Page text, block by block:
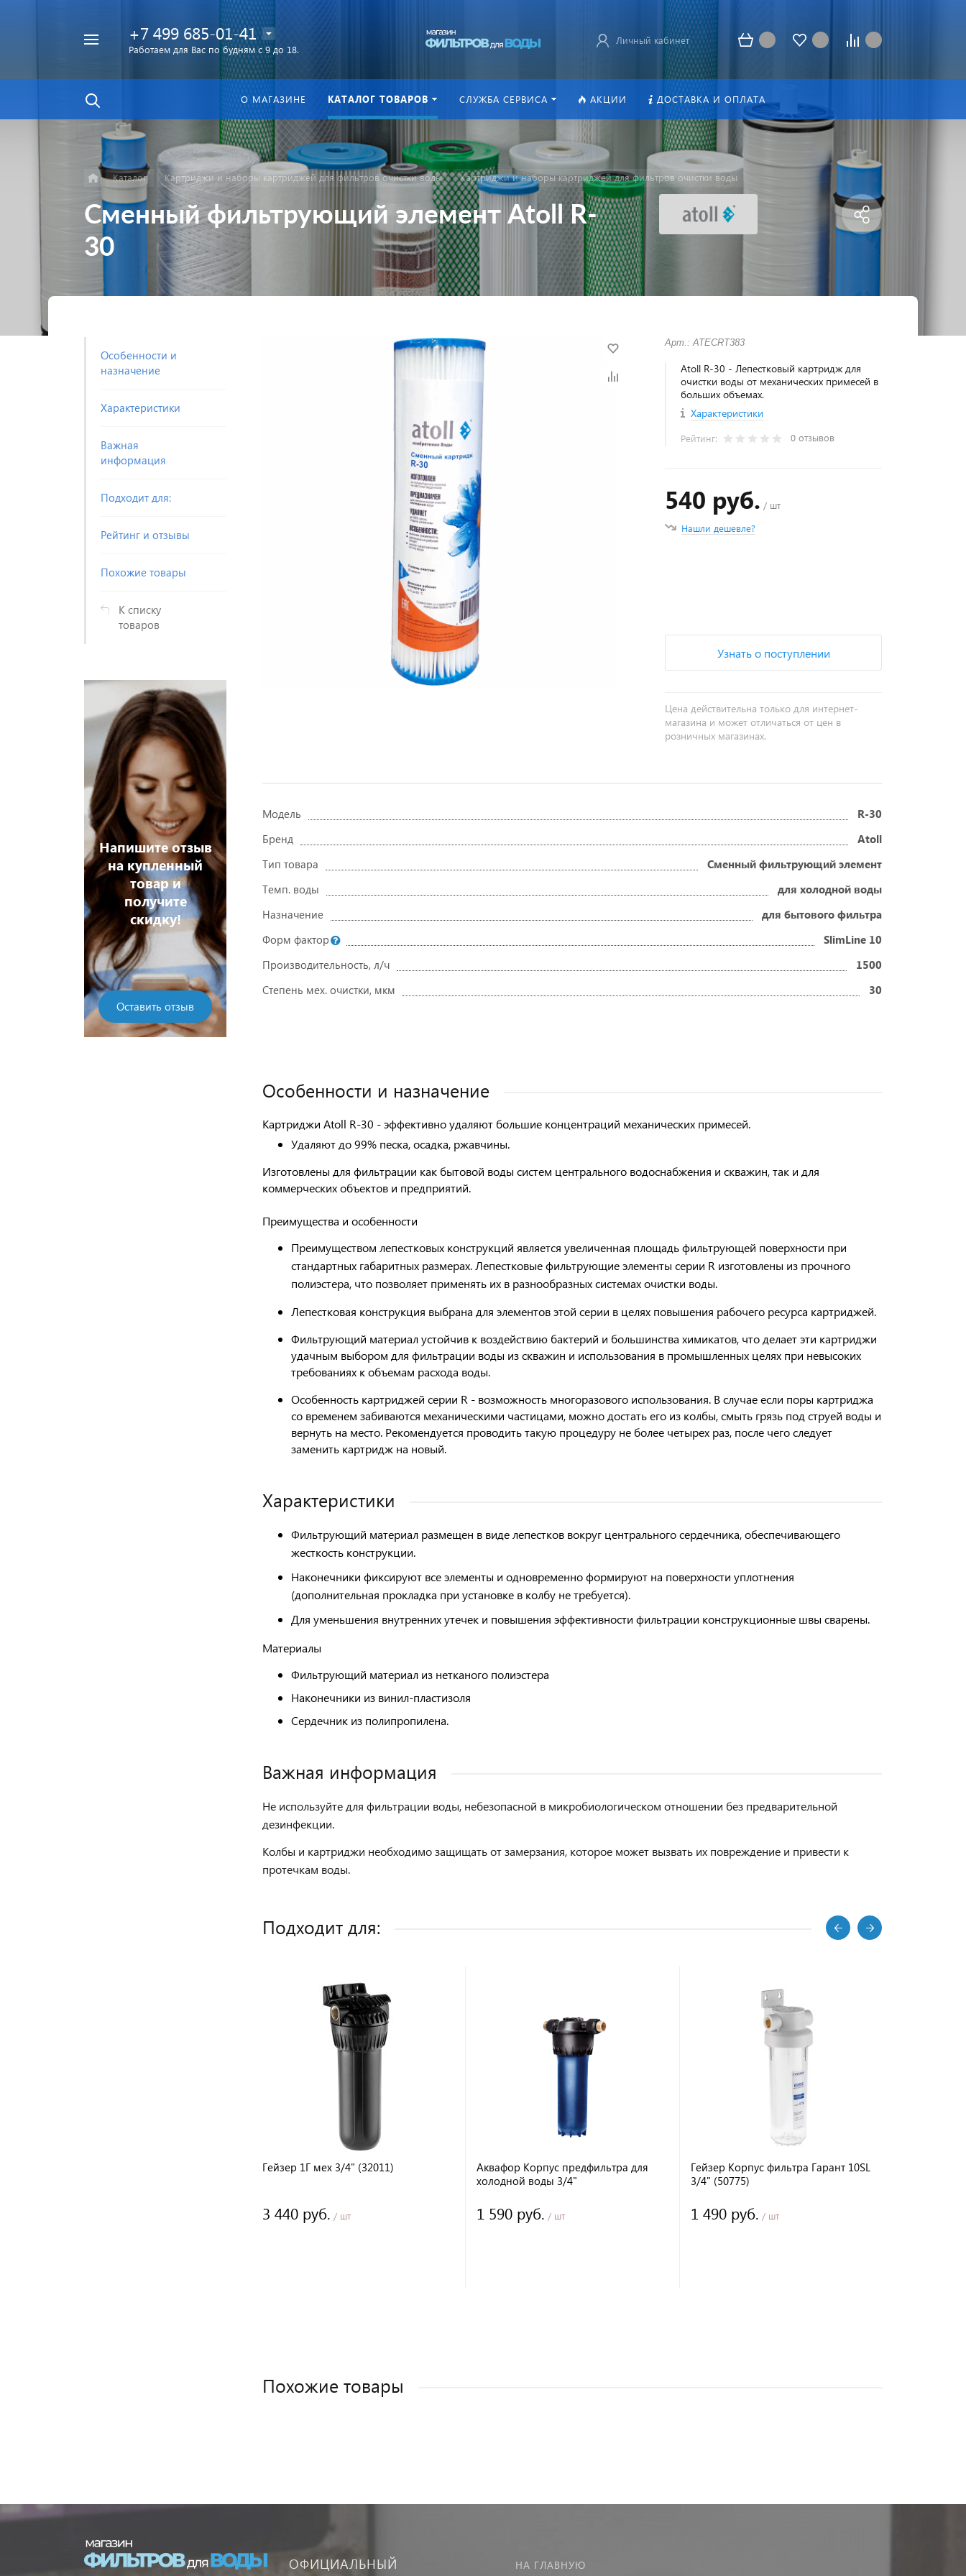
+7 499 685-01-41
Работаем для Вас по будням с 9 до 18.
Личный кабинет
О МАГАЗИНЕ КАТАЛОГ ТОВАРОВ СЛУЖБА СЕРВИСА АКЦИИ ДОСТАВКА И ОПЛАТА
Каталог Картриджи и наборы картриджей для фильтров очистки воды Картриджи и наборы картриджей для фильтров очистки воды
Сменный фильтрующий элемент Atoll R-
30
Особенности и
назначение
Характеристики
Важная
информация
Подходит для:
Рейтинг и отзывы
Похожие товары
К списку
товаров
Напишите отзыв
на купленный
товар и
получите
скидку!
Оставить отзыв
Арт.: ATECRT383
Atoll R-30 - Лепестковый картридж для
очистки воды от механических примесей в
больших объемах.
Характеристики
Рейтинг: 0 отзывов
540 руб. / шт
Нашли дешевле?
Узнать о поступлении
Цена действительна только для интернет-
магазина и может отличаться от цен в
розничных магазинах.
Модель
R-30
Бренд
Atoll
Тип товара
Сменный фильтрующий элемент
Темп. воды
для холодной воды
Назначение
для бытового фильтра
Форм фактор
SlimLine 10
Производительность, л/ч
1500
Степень мех. очистки, мкм
30
Особенности и назначение
Картриджи Atoll R-30 - эффективно удаляют большие концентраций механических примесей.
Удаляют до 99% песка, осадка, ржавчины.
Изготовлены для фильтрации как бытовой воды систем центрального водоснабжения и скважин, так и для
коммерческих объектов и предприятий.
Преимущества и особенности
Преимуществом лепестковых конструкций является увеличенная площадь фильтрующей поверхности при
стандартных габаритных размерах. Лепестковые фильтрующие элементы серии R изготовлены из прочного
полиэстера, что позволяет применять их в разнообразных системах очистки воды.
Лепестковая конструкция выбрана для элементов этой серии в целях повышения рабочего ресурса картриджей.
Фильтрующий материалустойчив к воздействию бактерий и большинства химикатов, что делает эти картриджи
удачным выбором для фильтрации воды из скважин и использования в промышленных целях при невысоких
требованиях к объемам расхода воды.
Особенность картриджей серии R - возможность многоразового использования. В случае если поры картриджа
со временем забиваются механическими частицами, можно достать его из колбы, смыть грязь под струей воды и
вернуть на место. Рекомендуется проводить такую процедуру не более четырех раз, после чего следует
заменить картридж на новый.
Характеристики
Фильтрующий материал размещен в виде лепестков вокруг центрального сердечника, обеспечивающего
жесткость конструкции.
Наконечники фиксируют все элементы и одновременно формируют на поверхности уплотнения
(дополнительная прокладка при установке в колбу не требуется).
Для уменьшения внутренних утечек и повышения эффективности фильтрации конструкционные швы сварены.
Материалы
Фильтрующий материал из нетканого полиэстера
Наконечники из винил-пластизоля
Сердечник из полипропилена.
Важная информация
Не используйте для фильтрации воды, небезопасной в микробиологическом отношении без предварительной
дезинфекции.
Колбы и картриджи необходимо защищать от замерзания, которое может вызвать их повреждение и привести к
протечкам воды.
Подходит для:
Гейзер 1Г мех 3/4" (32011)
3 440 руб. / шт
Аквафор Корпус предфильтра для
холодной воды 3/4"
1 590 руб. / шт
Гейзер Корпус фильтра Гарант 10SL
3/4" (50775)
1 490 руб. / шт
Похожие товары
ОФИЦИАЛЬНЫЙ
НА ГЛАВНУЮ